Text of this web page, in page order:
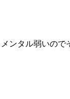
ンタル弱いので